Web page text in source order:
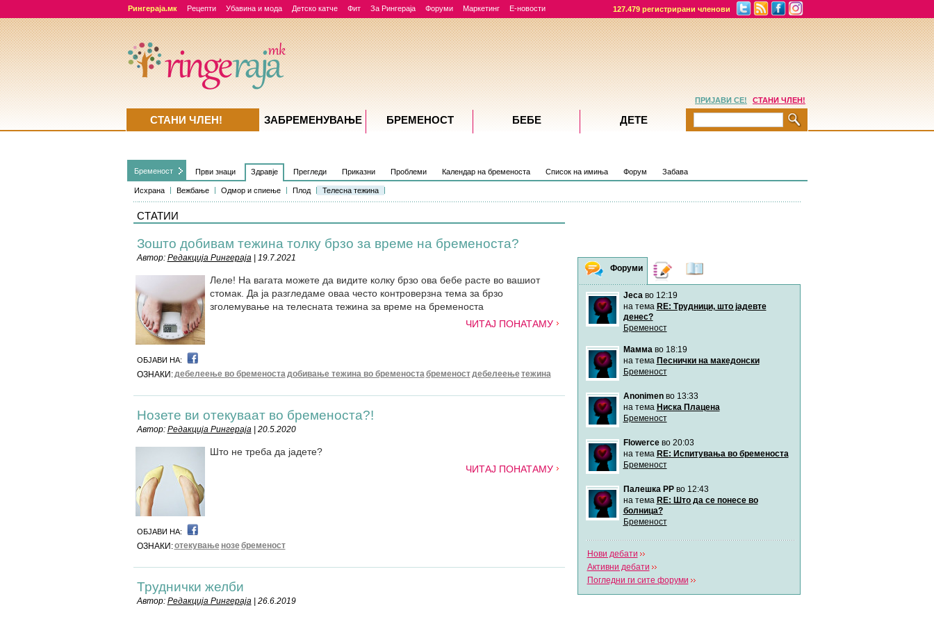
Рингераја.мк Рецепти Убавина и мода Детско катче Фит За Рингераја Форуми Маркетинг Е-новости 127.479 регистрирани членови
Бременост Први знаци Здравје
Исхрана Вежбање Одмор и спиење Плод Телесна тежина
Прегледи Приказни Проблеми Календар на бременоста Список на имиња Форум Забава
СТАТИИ
Зошто добивам тежина толку брзо за време на бременоста?
Автор: Редакција Рингераја| 19.7.2021
Леле! На вагата можете да видите колку брзо ова бебе расте во вашиот
стомак. Да ја разгледаме оваа често контроверзна тема за брзо
зголемување на телесната тежина за време на бременоста
ЧИТАЈ ПОНАТАМУ
ОБЈАВИ НА:
ОЗНАКИ:дебелеење во бременостадобивање тежина во бременостабременостдебелеењетежина
Нозете ви отекуваат во бременоста?!
Автор: Редакција Рингераја| 20.5.2020
Што не треба да јадете?
ЧИТАЈ ПОНАТАМУ
ОБЈАВИ НА:
ОЗНАКИ:отекување нозебременост
Труднички желби
Автор: Редакција Рингераја| 26.6.2019
Форуми Дневници
Jecaво 12:19
на тема RE: Трудници, што јадевте
денес?
Бременост
Маммаво 18:19
на тема Песнички на македонски
Бременост
Anonimenво 13:33
на тема Ниска Плацена
Бременост
Flowerceво 20:03
на тема RE: Испитувања во бременоста
Бременост
Палешка РРво 12:43
на тема RE: Што да се понесе во
болница?
Бременост
Нови дебати
Активни дебати
Погледни ги сите форуми
ПРИЈАВИ СЕ! СТАНИ ЧЛЕН!
СТАНИ ЧЛЕН! ЗАБРЕМЕНУВАЊE БРЕМЕНОСТ БЕБЕ ДЕТЕ